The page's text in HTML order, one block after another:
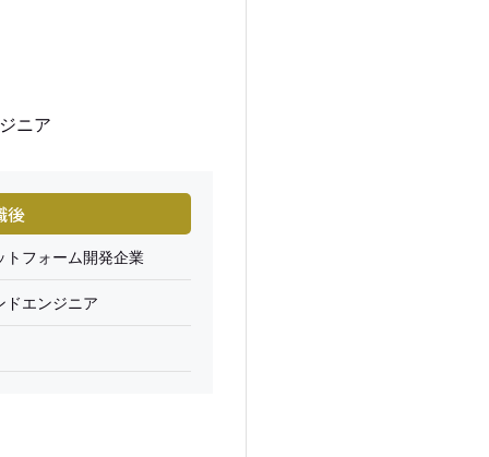
ニア
後
トフォーム開発企業
ドエンジニア